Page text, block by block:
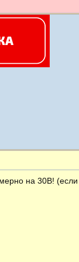
на 30В!